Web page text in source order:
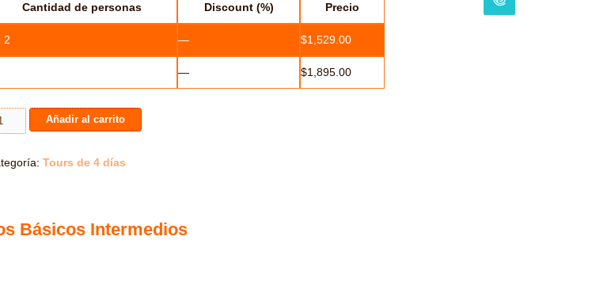
Cantidad de personas Discount (%) Precio
2 — $1,529.00
— $1,895.00
Añadir al carrito
Tours de 4 días
Básicos Intermedios